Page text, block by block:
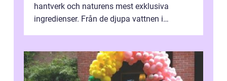
hantverk och naturens mest exklusiva
ingredienser. Från de djupa vattnen i